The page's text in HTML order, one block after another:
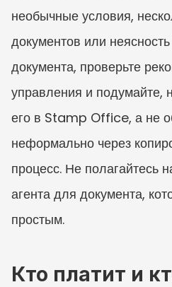
необычные условия,
документов или
документа, проверьте
управления и подумайте,
его в Stamp Office, а не
неформально через
процесс. Не полагайтесь
агента для документа,
простым.
Кто платит и